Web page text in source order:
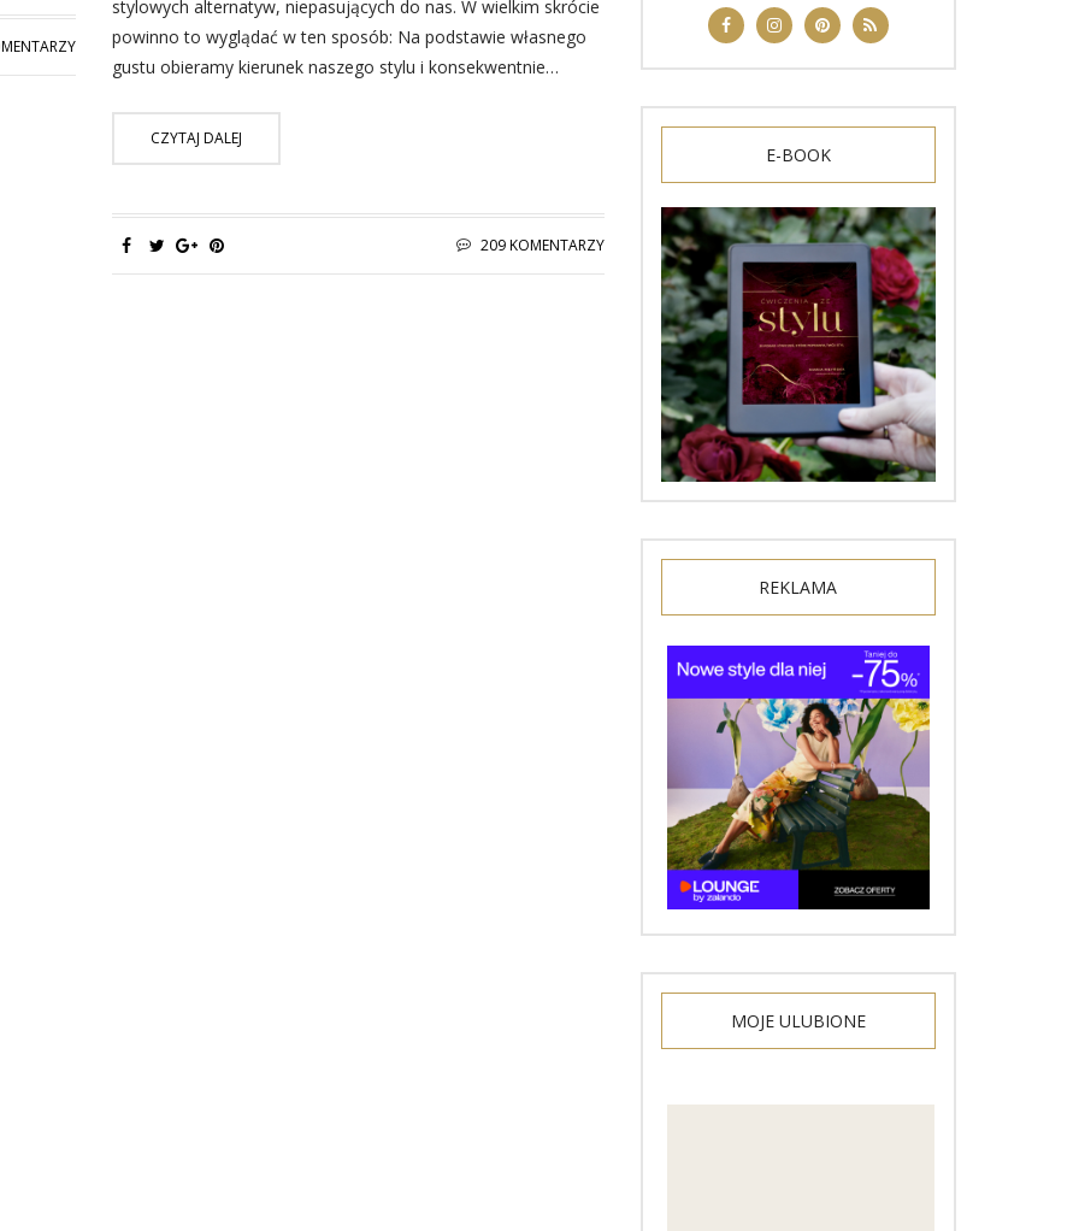
stylowych alternatyw, niepasujących do nas. W wielkim skrócie
powinno to wyglądać w ten sposób: Na podstawie własnego
gustu obieramy kierunek naszego stylu i konsekwentnie…
CZYTAJ DALEJ
209 KOMENTARZY
E-BOOK
REKLAMA
MOJE ULUBIONE